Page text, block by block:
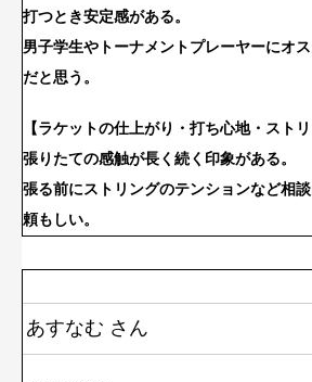
打つとき安定感がある。
男子学生やトーナメントプレーヤーにオ
だと思う。
【ラケットの仕上がり・打ち心地・スト
張りたての感触が長く続く印象がある。
張る前にストリングのテンションなど相談
頼もしい。
あすなむ さん